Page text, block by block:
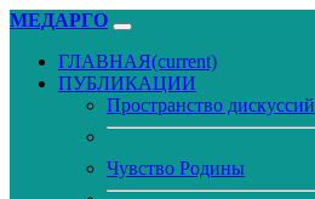
МЕДАРГО
ГЛАВНАЯ(current)
ПУБЛИКАЦИИ
Пространство дискуссий
Чувство Родины